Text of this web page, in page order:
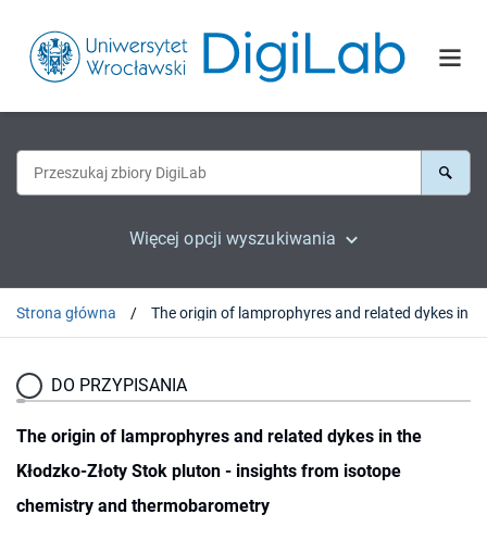
Więcej opcji wyszukiwania
Strona główna
DO PRZYPISANIA
The origin of lamprophyres and related dykes in the
Kłodzko-Złoty Stok pluton - insights from isotope
chemistry and thermobarometry